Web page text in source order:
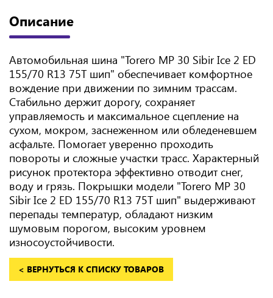
Описание
Автомобильная шина "Torero MP 30 Sibir Ice 2 ED
155/70 R13 75T шип" обеспечивает комфортное
вождение при движении по зимним трассам.
Стабильно держит дорогу, сохраняет
управляемость и максимальное сцепление на
сухом, мокром, заснеженном или обледеневшем
асфальте. Помогает уверенно проходить
повороты и сложные участки трасс. Характерный
рисунок протектора эффективно отводит снег,
воду и грязь. Покрышки модели "Torero MP 30
Sibir Ice 2 ED 155/70 R13 75T шип" выдерживают
перепады температур, обладают низким
шумовым порогом, высоким уровнем
износоустойчивости.
< ВЕРНУТЬСЯ К СПИСКУ ТОВАРОВ